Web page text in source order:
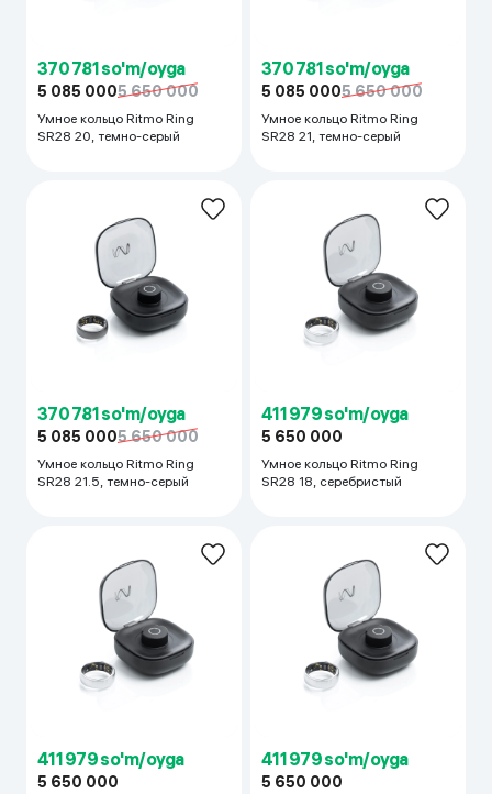
370 781 so'm/oyga
5 085 0005 650 000
Умное кольцо Ritmo Ring
SR28 20, темно-серый
370 781 so'm/oyga
5 085 0005 650 000
Умное кольцо Ritmo Ring
SR28 21, темно-серый
370 781 so'm/oyga
5 085 0005 650 000
Умное кольцо Ritmo Ring
SR28 21.5, темно-серый
411 979 so'm/oyga
5 650 000
Умное кольцо Ritmo Ring
SR28 18, cеребристый
411 979 so'm/oyga
5 650 000
411 979 so'm/oyga
5 650 000